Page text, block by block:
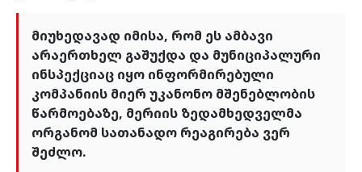
მიუხედავად იმისა, რომ ეს ამბავი
არაერთხელ გაშუქდა და მუნიციპალური
ინსპექციაც იყო ინფორმირებული
კომპანიის მიერ უკანონო მშენებლობის
წარმოებაზე, მერიის ზედამხედველმა
ორგანომ სათანადო რეაგირება ვერ
შეძლო.